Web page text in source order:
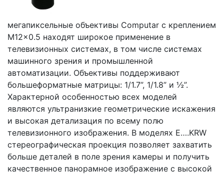
мегапиксельные объективы Computar с креплением
M12x0.5 находят широкое применение в
телевизионных системах, в том числе системах
машинного зрения и промышленной
автоматизации. Объективы поддерживают
большеформатные матрицы: 1/1.7”, 1/1.8” и ½”.
Характерной особенностью всех моделей
являются ультранизкие геометрические искажения
и высокая детализация по всему полю
телевизионного изображения. В моделях E….KRW
стереографическая проекция позволяет захватить
больше деталей в поле зрения камеры и получить
качественное панорамное изображение с высокой